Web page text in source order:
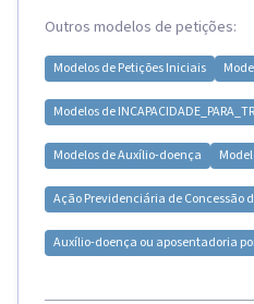
Outros modelos de petições:
Modelos dePetições Iniciais
Modelos de
Modelos deAuxílio-doença
Ação Previdenciária de Concessão
Auxílio-doença ou aposentadoria